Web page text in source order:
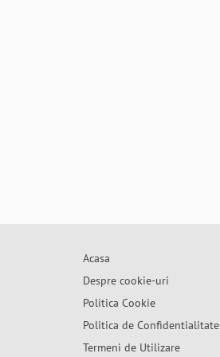
Acasa
Despre cookie-uri
Politica Cookie
Politica de Confidentialitate
Termeni de Utilizare